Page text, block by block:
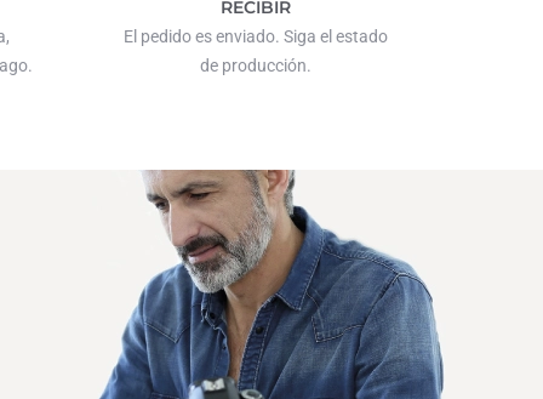
RECIBIR
El pedido es enviado. Siga el estado
de producción.